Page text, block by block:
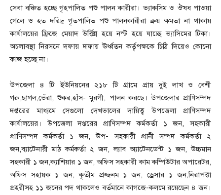
সেবা বঞ্চিত হচ্ছে গৃহপালিত পশু পালন কারীরা। ভ্যাকসিম ও ঔষধ পাওয়া
গেলে ও হত দরিদ্র গৃতপালিত পশু পালনকারীরা ক্রয় ক্ষমতা না থাকায়
কার্যালয়ের ফ্রিজে মেয়াদ উর্ত্তিন্ন হয়ে নস্ট হয়ে যাচ্ছে ভ্যাসিমের টিকা।
অচলাবস্থা নিরসনে দফায় দফায় ঊর্ধ্বতন কর্তৃপক্ষকে চিঠি দিয়েও কোনো
কাজ হচ্ছে না।
উপজেলা ৪ টি ইউনিয়নের ২১৮ টি গ্রামে প্রায় দুই লাখ ও বেশী
গরু,ছাগল,ভেঁরা, শুকর,হাঁস- মুরগী, পালন করছে। উপজেলার প্রাণিসম্পদ
দপ্তরের মাধ্যমে সেগুলো দেখভালের দায়িত্ব উপজেলা প্রাণিসম্পদ
কার্যালয়ের। উপজেলা দপ্তরের প্রাণিসম্পদ কর্মকর্তা ১ জন, সহকারী
প্রাণিসম্পদ কর্মকর্তা ১ জন, উপ- সহকারী প্রানী সম্পদ কর্মকর্তা ২
জন,ব্যাটেনারী মাঠ কর্মকর্তা ২ জন, ল্যাব অ্যাটেনডেন্ট ১ জন, উচ্চমান
সহকারী ১ জন,ক্যাশিয়ার ১ জন, অফিস সহকারী কাম কম্পিউটার অপারেটর,
অফিস সহায়ক ১ জন, কৃতীম প্রজ্জনম ১ জন, ড্রেসার ১ জন,নিরাপত্তা
প্রহরীসহ ১১ জনের পদ থাকলেও বর্তমানে কাগজে-কলমে রয়েছেন ৪ জন।